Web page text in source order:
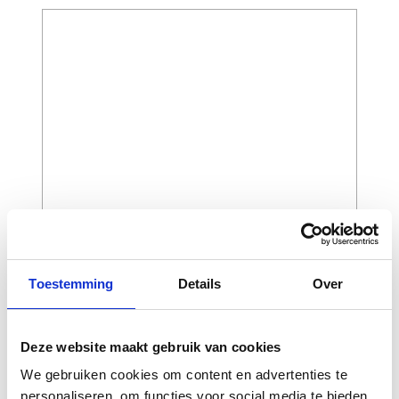
Toestemming Details Over
Deze website maakt gebruik van cookies
We gebruiken cookies om content en advertenties te
personaliseren, om functies voor social media te bieden
en verbeterd door een progressief ontwerp
CAPTCHA